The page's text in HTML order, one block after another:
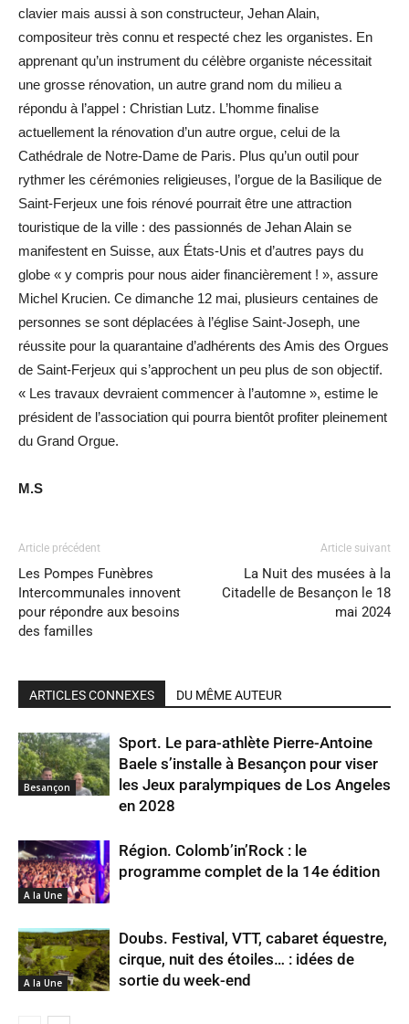
clavier mais aussi à son constructeur, Jehan Alain,
compositeur très connu et respecté chez les organistes. En
apprenant qu’un instrument du célèbre organiste nécessitait
une grosse rénovation, un autre grand nom du milieu a
répondu à l’appel : Christian Lutz. L’homme finalise
actuellement la rénovation d’un autre orgue, celui de la
Cathédrale de Notre-Dame de Paris. Plus qu’un outil pour
rythmer les cérémonies religieuses, l’orgue de la Basilique de
Saint-Ferjeux une fois rénové pourrait être une attraction
touristique de la ville : des passionnés de Jehan Alain se
manifestent en Suisse, aux États-Unis et d’autres pays du
globe « y compris pour nous aider financièrement ! », assure
Michel Krucien. Ce dimanche 12 mai, plusieurs centaines de
personnes se sont déplacées à l’église Saint-Joseph, une
réussite pour la quarantaine d’adhérents des Amis des Orgues
de Saint-Ferjeux qui s’approchent un peu plus de son objectif.
« Les travaux devraient commencer à l’automne », estime le
président de l’association qui pourra bientôt profiter pleinement
du Grand Orgue.
M.S
Article précédent
Les Pompes Funèbres
Intercommunales innovent
pour répondre aux besoins
des familles
Article suivant
La Nuit des musées à la
Citadelle de Besançon le 18
mai 2024
ARTICLES CONNEXES DU MÊME AUTEUR
Besançon
Sport. Le para-athlète Pierre-Antoine
Baele s’installe à Besançon pour viser
les Jeux paralympiques de Los Angeles
en 2028
A la Une
Région. Colomb’in’Rock : le
programme complet de la 14e édition
A la Une
Doubs. Festival, VTT, cabaret équestre,
cirque, nuit des étoiles… : idées de
sortie du week-end